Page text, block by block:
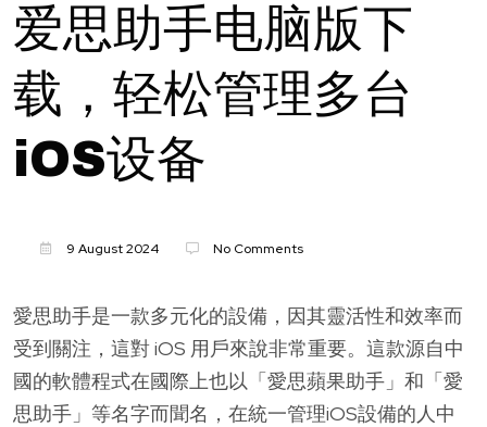
爱思助手电脑版下
载，轻松管理多台
iOS设备
9 August 2024 No Comments
愛思助手是一款多元化的設備，因其靈活性和效率而
受到關注，這對 iOS 用戶來說非常重要。這款源自中
國的軟體程式在國際上也以「愛思蘋果助手」和「愛
思助手」等名字而聞名，在統一管理iOS設備的人中